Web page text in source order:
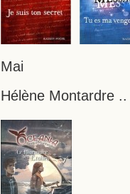
Mai
Hélène Montardre